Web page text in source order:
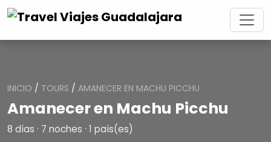
INICIO / TOURS / AMANECER EN MACHU PICCHU
Amanecer en Machu Picchu
8 días · 7 noches · 1 país(es)